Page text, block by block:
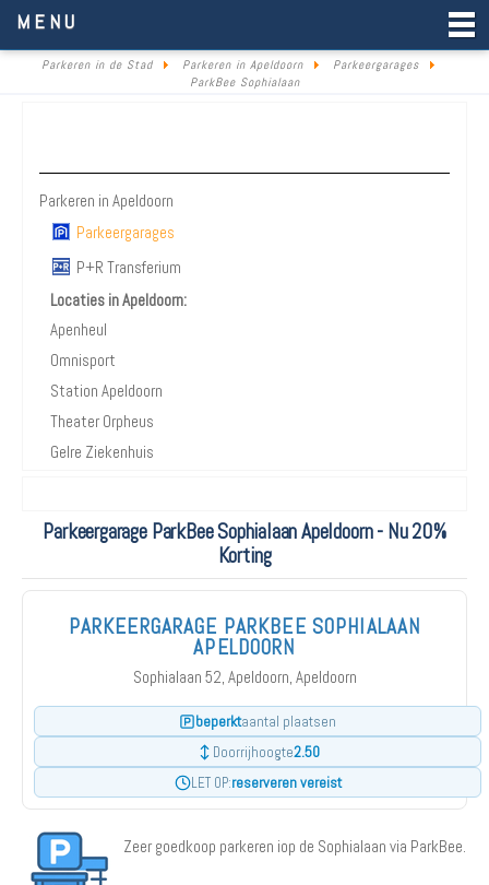
MENU
Parkeren in de Stad Parkeren in Apeldoorn
Parkeergarages
ParkBee Sophialaan
Parkeren in Apeldoorn
Parkeergarages
P+R Transferium
Locaties in Apeldoorn:
Apenheul
Omnisport
Station Apeldoorn
Theater Orpheus
Gelre Ziekenhuis
Parkeergarage ParkBee Sophialaan Apeldoorn - Nu 20%
Korting
PARKEERGARAGE PARKBEE SOPHIALAAN
APELDOORN
Sophialaan 52, Apeldoorn, Apeldoorn
beperktaantal plaatsen
Doorrijhoogte2.50
LET OP:reserveren vereist
Zeer goedkoop parkeren iop de Sophialaan via ParkBee.